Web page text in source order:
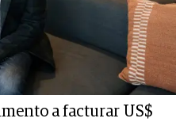
a facturar US$